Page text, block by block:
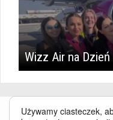
Wizz Air na
Używamy ciasteczek,